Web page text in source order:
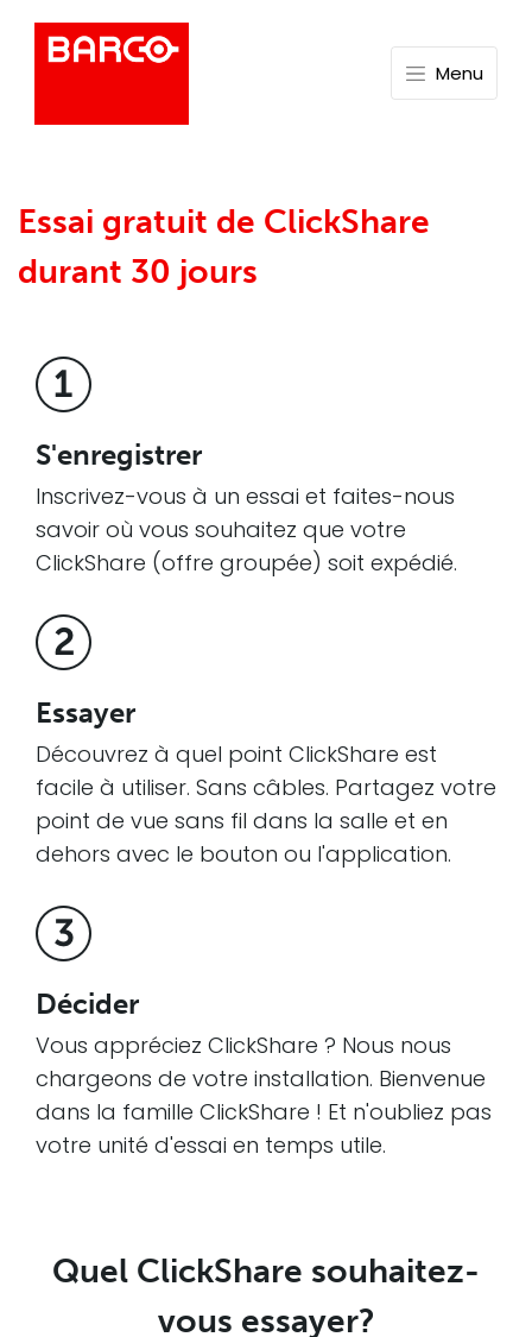
Menu
Essai gratuit de ClickShare
durant 30 jours
S'enregistrer
Inscrivez-vous à un essai et faites-nous
savoir où vous souhaitez que votre
ClickShare (offre groupée) soit expédié.
Essayer
Découvrez à quel point ClickShare est
facile à utiliser. Sans câbles. Partagez votre
point de vue sans fil dans la salle et en
dehors avec le bouton ou l'application.
Décider
Vous appréciez ClickShare ? Nous nous
chargeons de votre installation. Bienvenue
dans la famille ClickShare ! Et n'oubliez pas
votre unité d'essai en temps utile.
Quel ClickShare souhaitez-
vous essayer?